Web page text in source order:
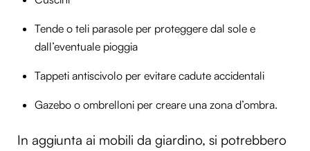
annunci, per fornire funzionalità dei social media e per
analizzare il nostro traffico. Condividiamo inoltre
nostri partner che si occupano di analisi dei dati web,
pubblicità e social media, i quali potrebbero combinarle
raccolto dal tuo utilizzo dei loro servizi.
Tende o teli parasole per proteggere dal sole e
dall’eventuale pioggia
Tappeti antiscivolo per evitare cadute accidentali
Gazebo o ombrelloni per creare una zona d’ombra.
In aggiunta ai mobili da giardino, si potrebbero